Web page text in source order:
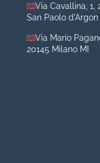
Aumento
Filler
Via Cavallina, 1,
San Paolo
Via Mario
20145 Milano MI